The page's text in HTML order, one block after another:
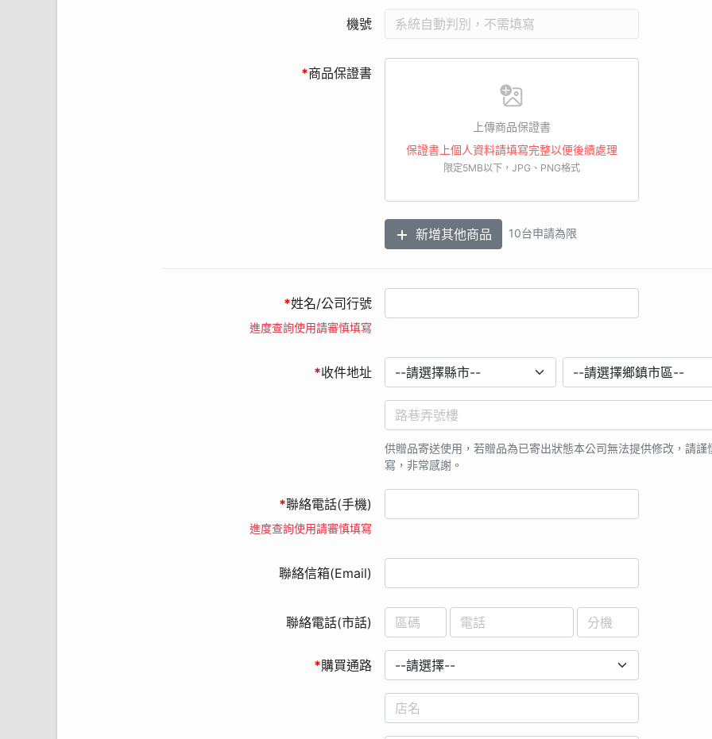
於我國境內供本公司作為辦理本活動之處理或利用，不移作其他用途。
11. 您可依個人資料保護法規定，就您提供的個人資料向本公司顧客服中心請求行使下列權利：(1)查詢或
12. 您可自由選擇是否提供個人資料，若您選擇不提供個人資料或提供不完全時，本公司將無法進行必要
13. 經檢舉或查證註冊者有直接或間接以不正常手法進行網路註冊行為，本公司有權取消其贈品資格，並
14. 如經由活動小組審查發現發票日期、購買通路、購買品項不符合本活動辦法規定，則不具有兌獎權利
15. 如因不可抗力之因素，影響系統運作修復作業時間，本公司保留修正活動時間之權利。
16. 當您參加本活動並提供個人資料時，即視為您已瞭解上述相關內容，並同意本公司於法令允許範圍內
機號
*商品保證書
上傳商品保證書
保證書上個人資料請填寫完整以便後續處理
限定5MB以下，JPG、PNG格式
新增其他商品 10台申請為限
*姓名/公司行號
進度查詢使用請審慎填寫
*收件地址
供贈品寄送使用，若贈品為已寄出狀態本公司無法提供修改，請謹
寫，非常感謝。
*聯絡電話(手機)
進度查詢使用請審慎填寫
聯絡信箱(Email)
聯絡電話(市話)
*購買通路